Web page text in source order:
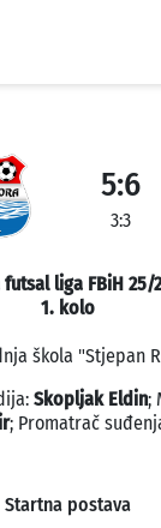
5:6
3:3
futsal liga FBiH 25/
1. kolo
škola "Stjepan
Skopljak Eldin;
; Promatrač
Startna postava